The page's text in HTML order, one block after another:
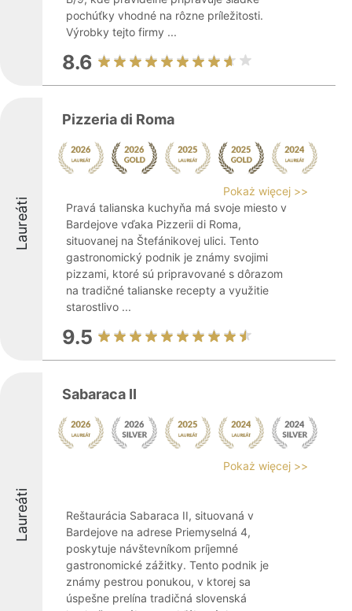
pochúťky vhodné na rôzne príležitosti.
Výrobky tejto firmy ...
8.6
Laureáti
Pizzeria di Roma
Pokaż więcej >>
Pravá talianska kuchyňa má svoje miesto v
Bardejove vďaka Pizzerii di Roma,
situovanej na Štefánikovej ulici. Tento
gastronomický podnik je známy svojimi
pizzami, ktoré sú pripravované s dôrazom
na tradičné talianske recepty a využitie
starostlivo ...
9.5
Laureáti
Sabaraca II
Pokaż więcej >>
Reštaurácia Sabaraca II, situovaná v
Bardejove na adrese Priemyselná 4,
poskytuje návštevníkom príjemné
gastronomické zážitky. Tento podnik je
známy pestrou ponukou, v ktorej sa
úspešne prelína tradičná slovenská